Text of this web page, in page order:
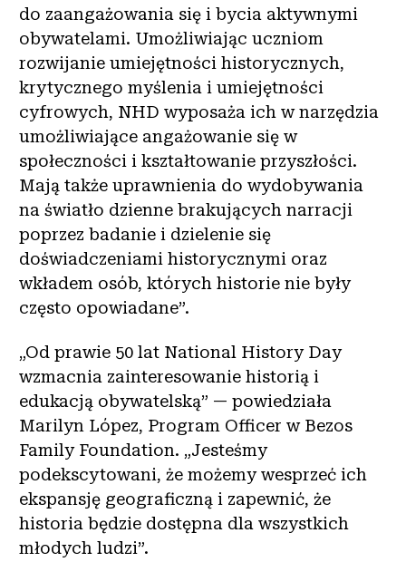
do zaangażowania się i bycia aktywnymi
obywatelami. Umożliwiając uczniom
rozwijanie umiejętności historycznych,
krytycznego myślenia i umiejętności
cyfrowych, NHD wyposaża ich w narzędzia
umożliwiające angażowanie się w
społeczności i kształtowanie przyszłości.
Mają także uprawnienia do wydobywania
na światło dzienne brakujących narracji
poprzez badanie i dzielenie się
doświadczeniami historycznymi oraz
wkładem osób, których historie nie były
często opowiadane”.
„Od prawie 50 lat National History Day
wzmacnia zainteresowanie historią i
edukacją obywatelską” — powiedziała
Marilyn López, Program Officer w Bezos
Family Foundation. „Jesteśmy
podekscytowani, że możemy wesprzeć ich
ekspansję geograficzną i zapewnić, że
historia będzie dostępna dla wszystkich
młodych ludzi”.